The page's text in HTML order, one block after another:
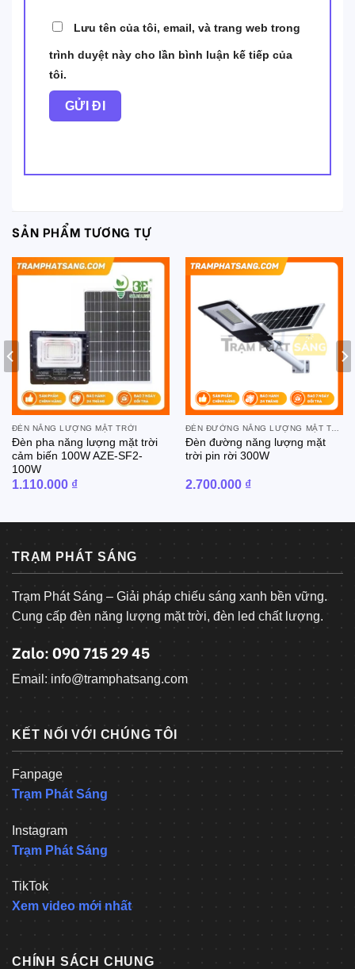
Lưu tên của tôi, email, và trang web trong
trình duyệt này cho lần bình luận kế tiếp của
tôi.
SẢN PHẨM TƯƠNG TỰ
ĐÈN NĂNG LƯỢNG MẶT TRỜI
Đèn pha năng lượng mặt trời
cảm biến 100W AZE-SF2-
100W
1.110.000 ₫
Đèn đường năng lượng mặt
trời pin rời 300W
2.700.000 ₫
TRẠM PHÁT SÁNG
Trạm Phát Sáng – Giải pháp chiếu sáng xanh bền vững.
Cung cấp đèn năng lượng mặt trời, đèn led chất lượng.
Zalo: 090 715 29 45
Email: info@tramphatsang.com
KẾT NỐI VỚI CHÚNG TÔI
Fanpage
Trạm Phát Sáng
Instagram
Trạm Phát Sáng
TikTok
Xem video mới nhất
CHÍNH SÁCH CHUNG